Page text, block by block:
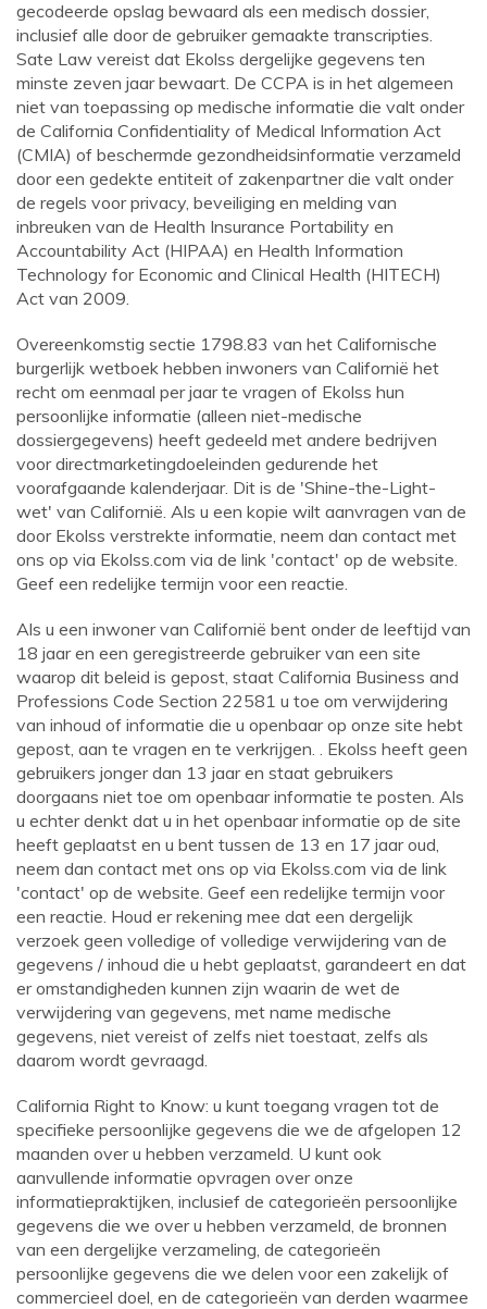
gecodeerde opslag bewaard als een medisch dossier,
inclusief alle door de gebruiker gemaakte transcripties.
Sate Law vereist dat Ekolss dergelijke gegevens ten
minste zeven jaar bewaart. De CCPA is in het algemeen
niet van toepassing op medische informatie die valt onder
de California Confidentiality of Medical Information Act
(CMIA) of beschermde gezondheidsinformatie verzameld
door een gedekte entiteit of zakenpartner die valt onder
de regels voor privacy, beveiliging en melding van
inbreuken van de Health Insurance Portability en
Accountability Act (HIPAA) en Health Information
Technology for Economic and Clinical Health (HITECH)
Act van 2009.
Overeenkomstig sectie 1798.83 van het Californische
burgerlijk wetboek hebben inwoners van Californië het
recht om eenmaal per jaar te vragen of Ekolss hun
persoonlijke informatie (alleen niet-medische
dossiergegevens) heeft gedeeld met andere bedrijven
voor directmarketingdoeleinden gedurende het
voorafgaande kalenderjaar. Dit is de 'Shine-the-Light-
wet' van Californië. Als u een kopie wilt aanvragen van de
door Ekolss verstrekte informatie, neem dan contact met
ons op via Ekolss.com via de link 'contact' op de website.
Geef een redelijke termijn voor een reactie.
Als u een inwoner van Californië bent onder de leeftijd van
18 jaar en een geregistreerde gebruiker van een site
waarop dit beleid is gepost, staat California Business and
Professions Code Section 22581 u toe om verwijdering
van inhoud of informatie die u openbaar op onze site hebt
gepost, aan te vragen en te verkrijgen. . Ekolss heeft geen
gebruikers jonger dan 13 jaar en staat gebruikers
doorgaans niet toe om openbaar informatie te posten. Als
u echter denkt dat u in het openbaar informatie op de site
heeft geplaatst en u bent tussen de 13 en 17 jaar oud,
neem dan contact met ons op via Ekolss.com via de link
'contact' op de website. Geef een redelijke termijn voor
een reactie. Houd er rekening mee dat een dergelijk
verzoek geen volledige of volledige verwijdering van de
gegevens / inhoud die u hebt geplaatst, garandeert en dat
er omstandigheden kunnen zijn waarin de wet de
verwijdering van gegevens, met name medische
gegevens, niet vereist of zelfs niet toestaat, zelfs als
daarom wordt gevraagd.
California Right to Know: u kunt toegang vragen tot de
specifieke persoonlijke gegevens die we de afgelopen 12
maanden over u hebben verzameld. U kunt ook
aanvullende informatie opvragen over onze
informatiepraktijken, inclusief de categorieën persoonlijke
gegevens die we over u hebben verzameld, de bronnen
van een dergelijke verzameling, de categorieën
persoonlijke gegevens die we delen voor een zakelijk of
commercieel doel, en de categorieën van derden waarmee